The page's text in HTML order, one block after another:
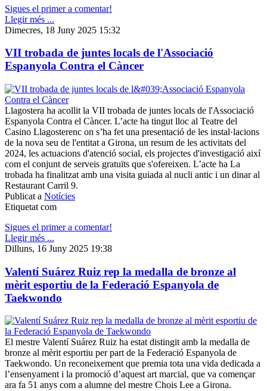
Sigues el primer a comentar!
Llegir més ...
Dimecres, 18 Juny 2025 15:32
VII trobada de juntes locals de l'Associació
Espanyola Contra el Càncer
Llagostera ha acollit la VII trobada de juntes locals de l'Associació
Espanyola Contra el Càncer. L’acte ha tingut lloc al Teatre del
Casino Llagosterenc on s’ha fet una presentació de les instal·lacions
de la nova seu de l'entitat a Girona, un resum de les activitats del
2024, les actuacions d'atenció social, els projectes d'investigació així
com el conjunt de serveis gratuïts que s'ofereixen. L’acte ha La
trobada ha finalitzat amb una visita guiada al nucli antic i un dinar al
Restaurant Carril 9.
Publicat a Notícies
Etiquetat com
Sigues el primer a comentar!
Llegir més ...
Dilluns, 16 Juny 2025 19:38
Valentí Suárez Ruiz rep la medalla de bronze al
mèrit esportiu de la Federació Espanyola de
Taekwondo
El mestre Valentí Suárez Ruiz ha estat distingit amb la medalla de
bronze al mèrit esportiu per part de la Federació Espanyola de
Taekwondo. Un reconeixement que premia tota una vida dedicada a
l’ensenyament i la promoció d’aquest art marcial, que va començar
ara fa 51 anys com a alumne del mestre Chois Lee a Girona.